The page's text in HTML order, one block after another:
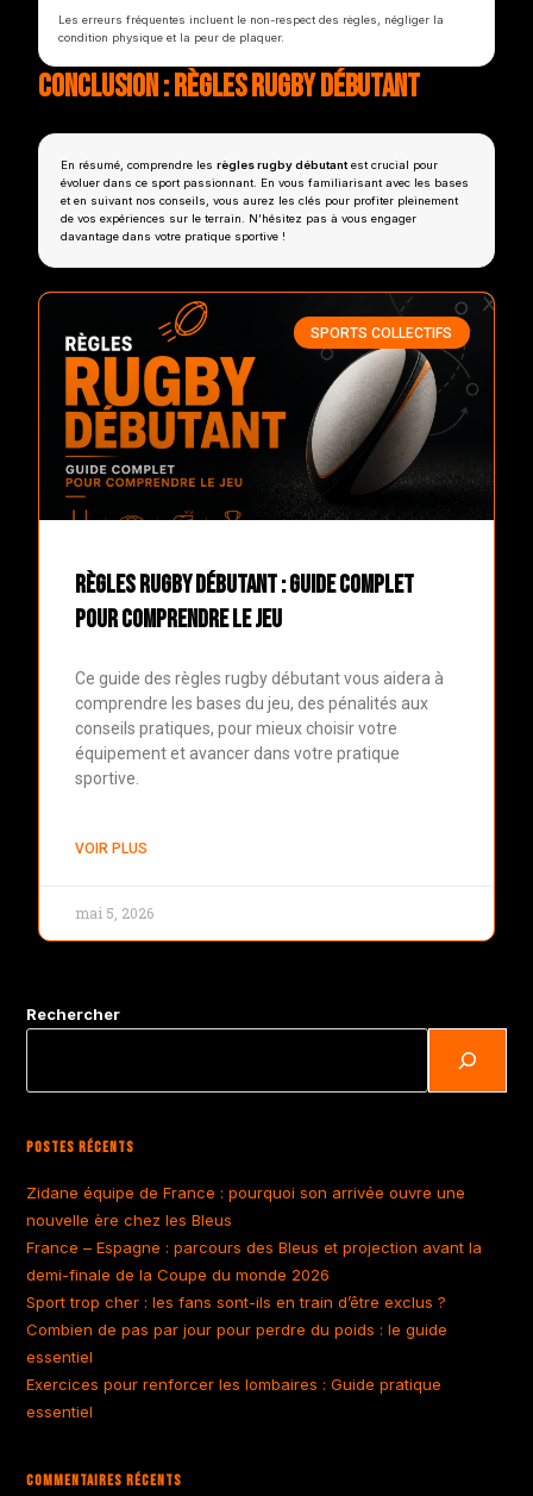
Les erreurs fréquentes incluent le non-respect des règles, négliger la
condition physique et la peur de plaquer.
Conclusion : Règles rugby débutant
En résumé, comprendre lesrègles rugby débutant est crucial pour
évoluer dans ce sport passionnant. En vous familiarisant avec les bases
et en suivant nos conseils, vous aurez les clés pour profiter pleinement
de vos expériences sur le terrain. N’hésitez pas à vous engager
davantage dans votre pratique sportive !
SPORTS COLLECTIFS
Règles rugby débutant : Guide complet
pour comprendre le jeu
Ce guide des règles rugby débutant vous aidera à
comprendre les bases du jeu, des pénalités aux
conseils pratiques, pour mieux choisir votre
équipement et avancer dans votre pratique
sportive.
VOIR PLUS
mai 5, 2026
Rechercher
Postes Récents
Zidane équipe de France : pourquoi son arrivée ouvre une
nouvelle ère chez les Bleus
France – Espagne : parcours des Bleus et projection avant la
demi-finale de la Coupe du monde 2026
Sport trop cher : les fans sont-ils en train d’être exclus ?
Combien de pas par jour pour perdre du poids : le guide
essentiel
Exercices pour renforcer les lombaires : Guide pratique
essentiel
Commentaires Récents